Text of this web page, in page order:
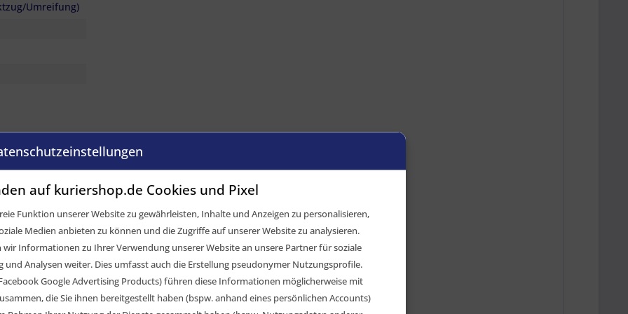
Umreifung)
schwarz
nutzen Sie hierzu unseren "Frage zum Artikel" Knopf über dem Produktbild.
Ratsche
auf kuriershop.de Cookies und Pixel
Funktion unserer Website zu gewährleisten, Inhalte und Anzeigen zu personalisieren,
Medien anbieten zu können und die Zugriffe auf unserer Website zu analysieren.
wir Informationen zu Ihrer Verwendung unserer Website an unsere Partner für soziale
und Analysen weiter. Dies umfasst auch die Erstellung pseudonymer Nutzungsprofile.
Google Advertising Products) führen diese Informationen möglicherweise mit
die Sie ihnen bereitgestellt haben (bspw. anhand eines persönlichen Accounts)